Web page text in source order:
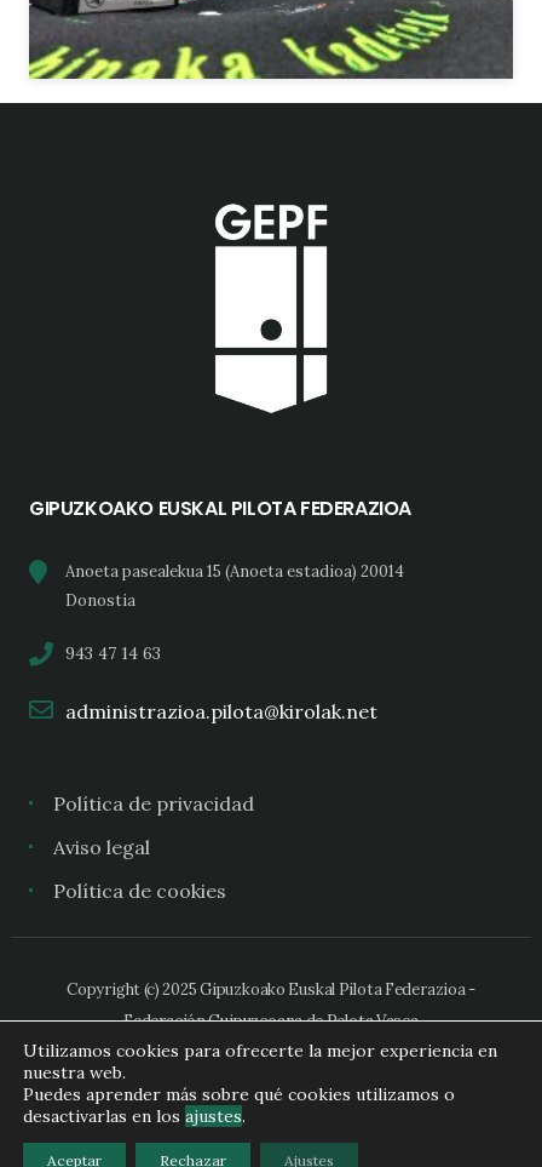
GIPUZKOAKO EUSKAL PILOTA FEDERAZIOA
Anoeta pasealekua 15 (Anoeta estadioa) 20014
Donostia
943 47 14 63
administrazioa.pilota@kirolak.net
Política de privacidad
Aviso legal
Política de cookies
Copyright (c) 2025 Gipuzkoako Euskal Pilota Federazioa -
Federación Guipuzcoana de Pelota Vasca
Utilizamos cookies para ofrecerte la mejor experiencia en
nuestra web.
Puedes aprender más sobre qué cookies utilizamos o
desactivarlas en los ajustes.
Aceptar Rechazar Ajustes